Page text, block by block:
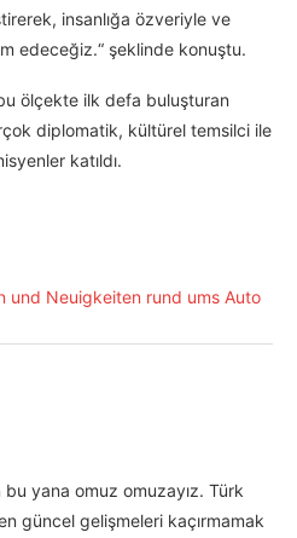
insanlığa özveriyle ve
edeceğiz.“ şeklinde konuştu.
ölçekte ilk defa buluşturan
diplomatik, kültürel temsilci ile
katıldı.
yana omuz omuzayız. Türk
güncel gelişmeleri kaçırmamak